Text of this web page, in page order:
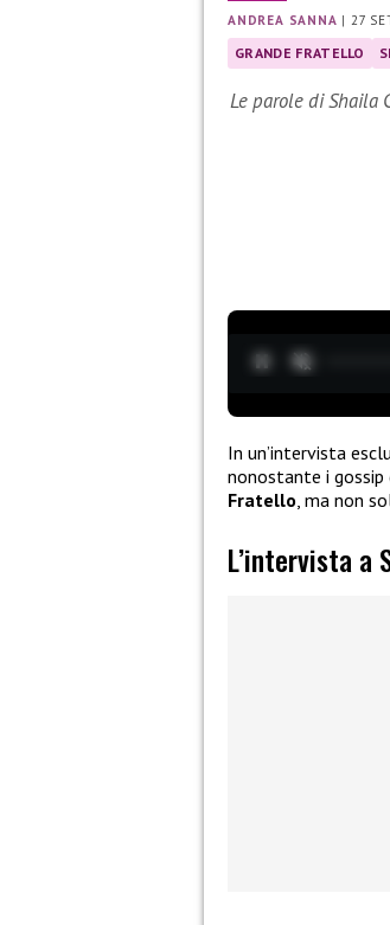
ANDREA SANNA |27
GRANDE FRATELLO
Le parole di Shaila
In un’intervista
nonostante i
Fratello , ma non
L’intervista a